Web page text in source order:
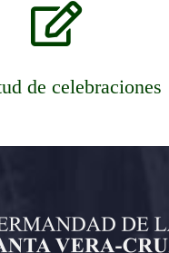

de celebraciones